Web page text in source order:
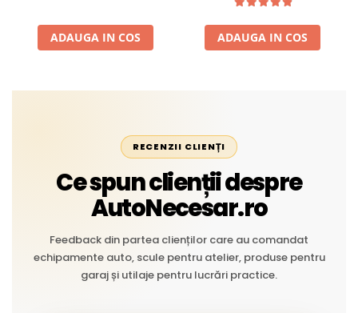
Liniar
ADAUGA IN COS ADAUGA IN COS
RECENZII CLIENȚI
Ce spun clienții despre
AutoNecesar.ro
Feedback din partea clienților care au comandat
echipamente auto, scule pentru atelier, produse pentru
garaj și utilaje pentru lucrări practice.